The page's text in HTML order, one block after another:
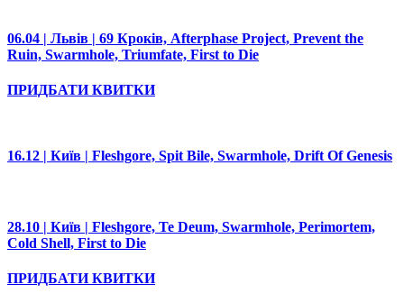
06.04 | Львів | 69 Кроків, Afterphase Project, Prevent the
Ruin, Swarmhole, Triumfate, First to Die
ПРИДБАТИ КВИТКИ
16.12 | Київ | Fleshgore, Spit Bile, Swarmhole, Drift Of Genesis
28.10 | Київ | Fleshgore, Te Deum, Swarmhole, Perimortem,
Cold Shell, First to Die
ПРИДБАТИ КВИТКИ